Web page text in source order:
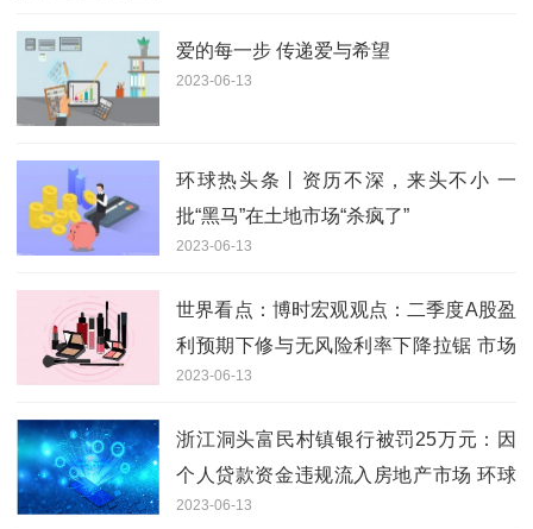
爱的每一步 传递爱与希望
2023-06-13
环球热头条丨资历不深，来头不小 一
批“黑马”在土地市场“杀疯了”
2023-06-13
世界看点：博时宏观观点：二季度A股盈
利预期下修与无风险利率下降拉锯 市场
或维持偏弱势震荡调整
2023-06-13
浙江洞头富民村镇银行被罚25万元：因
个人贷款资金违规流入房地产市场 环球
讯息
2023-06-13